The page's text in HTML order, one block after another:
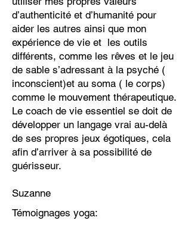
d’authenticité et d’humanité pour
aider les autres ainsi que mon
expérience de vie et les outils
différents, comme les rêves et le jeu
de sable s’adressant à la psyché (
inconscient)et au soma ( le corps)
comme le mouvement thérapeutique.
Le coach de vie essentiel se doit de
développer un langage vrai au-delà
de ses propres jeux égotiques, cela
afin d’arriver à sa possibilité de
guérisseur.
Suzanne
Témoignages yoga: